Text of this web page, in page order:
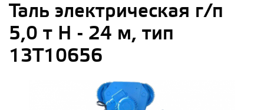
Таль электрическая г/п
5,0 т Н - 24 м, тип
13Т10656